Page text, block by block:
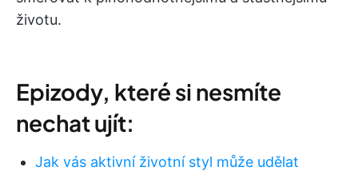
životu.
Epizody, které si nesmíte
nechat ujít:
Jak vás aktivní životní styl může udělat